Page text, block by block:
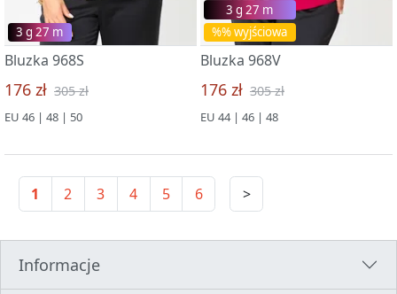
3 g 27 m
Bluzka 968S
176 zł 305 zł
EU 46 | 48 | 50
%% wyjściowa
3 g 27 m
Bluzka 968V
176 zł 305 zł
EU 44 | 46 | 48
1 2 3 4 5 6 >
Informacje